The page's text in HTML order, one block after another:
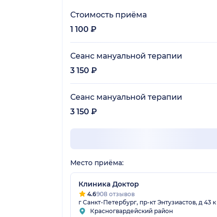
Стоимость приёма
1 100 ₽
Сеанс мануальной терапии
3 150 ₽
Сеанс мануальной терапии
3 150 ₽
Место приёма:
Клиника Доктор
4.6908 отзывов
г Санкт-Петербург, пр-кт Энтузиастов, д 43 к
Красногвардейский район